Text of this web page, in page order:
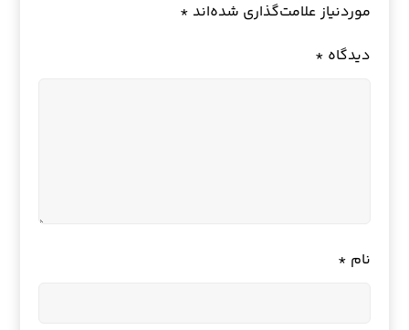
موردنیاز علامت‌گذاری شده‌اند *
دیدگاه *
نام *